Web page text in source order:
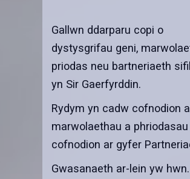
Gallwn ddarparu copi o
dystysgrifau geni,
priodas neu bartneriaeth
yn Sir Gaerfyrddin.
Rydym yn cadw cofnodion
marwolaethau a
cofnodion ar gyfer
Gwasanaeth ar-lein yw